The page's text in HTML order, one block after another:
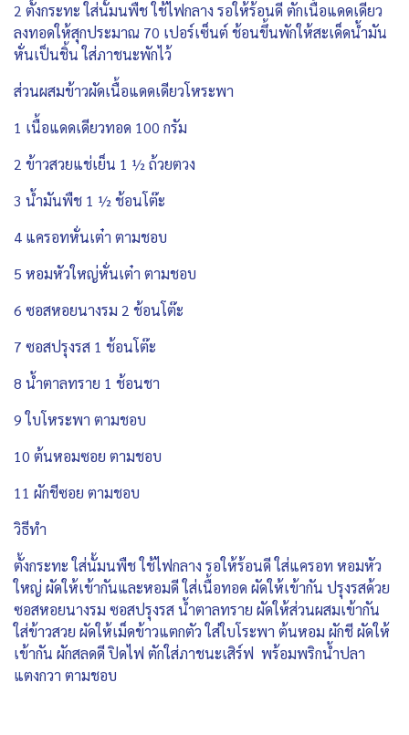
2 ตั้งกระทะ ใส่นั้มนพืช ใช้ไฟกลาง รอให้ร้อนดี ตักเนื้อแดดเดียว
ลงทอดให้สุกประมาณ 70 เปอร์เซ็นต์ ช้อนขึ้นพักให้สะเด็ดน้ำมัน
หั่นเป็นชิ้น ใส่ภาชนะพักไว้
ส่วนผสมข้าวผัดเนื้อแดดเดียวโหระพา
1 เนื้อแดดเดียวทอด 100 กรัม
2 ข้าวสวยแช่เย็น 1 ½ ถ้วยตวง
3 น้ำมันพืช 1 ½ ช้อนโต๊ะ
4 แครอทหั่นเต๋า ตามชอบ
5 หอมหัวใหญ่หั่นเต๋า ตามชอบ
6 ซอสหอยนางรม 2 ช้อนโต๊ะ
7 ซอสปรุงรส 1 ช้อนโต๊ะ
8 น้ำตาลทราย 1 ช้อนชา
9 ใบโหระพา ตามชอบ
10 ต้นหอมซอย ตามชอบ
11 ผักชีซอย ตามชอบ
วิธีทำ
ตั้งกระทะ ใส่นั้มนพืช ใช้ไฟกลาง รอให้ร้อนดี ใส่แครอท หอมหัว
ใหญ่ ผัดให้เข้ากันและหอมดี ใส่เนื้อทอด ผัดให้เข้ากัน ปรุงรสด้วย
ซอสหอยนางรม ซอสปรุงรส น้ำตาลทราย ผัดให้ส่วนผสมเข้ากัน
ใส่ข้าวสวย ผัดให้เม็ดข้าวแตกตัว ใส่ใบโระพา ต้นหอม ผักชี ผัดให้
เข้ากัน ผักสลดดี ปิดไฟ ตักใส่ภาชนะเสิร์ฟ พร้อมพริกน้ำปลา
แตงกวา ตามชอบ